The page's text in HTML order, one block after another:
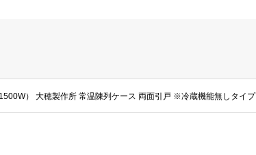
） 大穂製作所 常温陳列ケース 両面引戸 ※冷蔵機能無しタイプ